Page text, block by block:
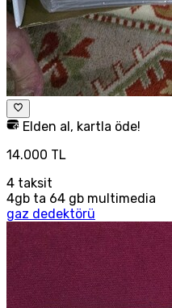
Elden al, kartla öde!
14.000 TL
4 taksit
4gb ta 64 gb multimedia
gaz dedektörü